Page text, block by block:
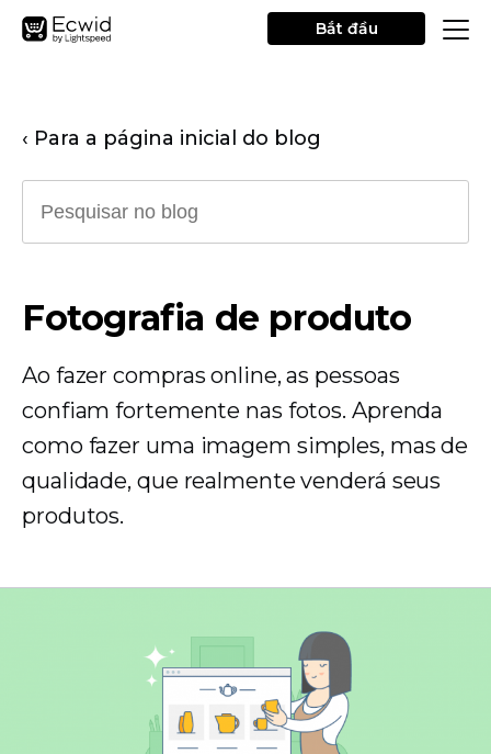
Bắt đầu
‹ Para a página inicial do blog
Fotografia de produto
Ao fazer compras online, as pessoas
confiam fortemente nas fotos. Aprenda
como fazer uma imagem simples, mas de
qualidade, que realmente venderá seus
produtos.